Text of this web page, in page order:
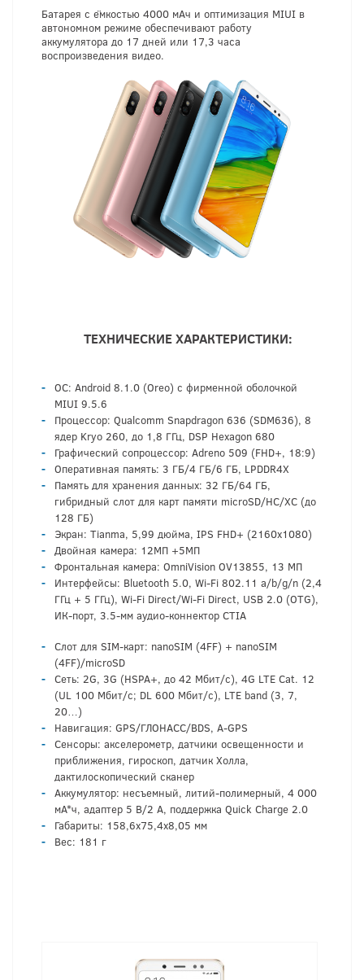
Батарея с ёмкостью 4000 мАч и оптимизация MIUI в
автономном режиме обеспечивают работу
аккумулятора до 17 дней или 17,3 часа
воспроизведения видео.
ТЕХНИЧЕСКИЕ ХАРАКТЕРИСТИКИ:
ОС: Android 8.1.0 (Oreo) с фирменной оболочкой
MIUI 9.5.6
Процессор: Qualcomm Snapdragon 636 (SDM636), 8
ядер Kryo 260, до 1,8 ГГц, DSP Hexagon 680
Графический сопроцессор: Adreno 509 (FHD+, 18:9)
Оперативная память: 3 ГБ/4 ГБ/6 ГБ, LPDDR4X
Память для хранения данных: 32 ГБ/64 ГБ,
гибридный слот для карт памяти microSD/HC/XC (до
128 ГБ)
Экран: Tianma, 5,99 дюйма, IPS FHD+ (2160х1080)
Двойная камера: 12МП +5МП
Фронтальная камера: OmniVision OV13855, 13 МП
Интерфейсы: Bluetooth 5.0, Wi-Fi 802.11 a/b/g/n (2,4
ГГц + 5 ГГц), Wi-Fi Direct/Wi-Fi Direct, USB 2.0 (OTG),
ИК-порт, 3.5-мм аудио-коннектор CTIA
Слот для SIM-карт: nanoSIM (4FF) + nanoSIM
(4FF)/microSD
Сеть: 2G, 3G (HSPA+, до 42 Мбит/с), 4G LTE Cat. 12
(UL 100 Мбит/с; DL 600 Мбит/с), LTE band (3, 7,
20…)
Навигация: GPS/ГЛОНАСС/BDS, A-GPS
Сенсоры: акселерометр, датчики освещенности и
приближения, гироскоп, датчик Холла,
дактилоскопический сканер
Аккумулятор: несъемный, литий-полимерный, 4 000
мА*ч, адаптер 5 В/2 А, поддержка Quick Charge 2.0
Габариты: 158,6х75,4х8,05 мм
Вес: 181 г